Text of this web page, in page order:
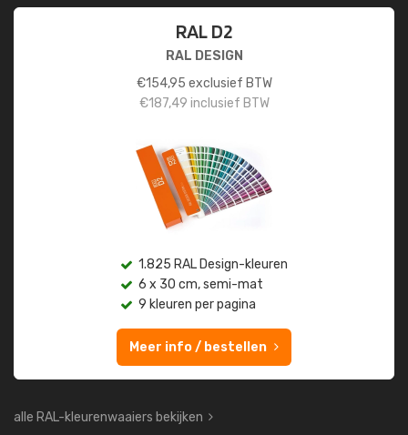
RAL D2
RAL DESIGN
€154,95 exclusief BTW
€187,49 inclusief BTW
1.825 RAL Design-kleuren
6 x 30 cm, semi-mat
9 kleuren per pagina
Meer info / bestellen
alle RAL-kleurenwaaiers bekijken